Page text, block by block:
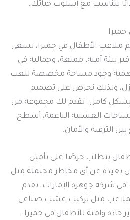
يتناسب مع أسلوب حياتك.
ملاعب الأطفال في جميرا، تسعى
بيئة آمنة، ممتعة، وجمالية في
أهمية وجود مساحة مخصصة للعب
ولذلك نحرص على تصميم
بشكل كامل. نقدم لك مجموعة من
العشبية الناعمة، أسطح
الترفيه والأمان.
يتطلب حرصًا على تأمين
بعيدة عن أي مخاطر محتملة مثل
في شركة جوهرة الإمارات، نقدم
مثل تركيب عشب صناعي
حادة وآمنة للأطفال في جميرا.